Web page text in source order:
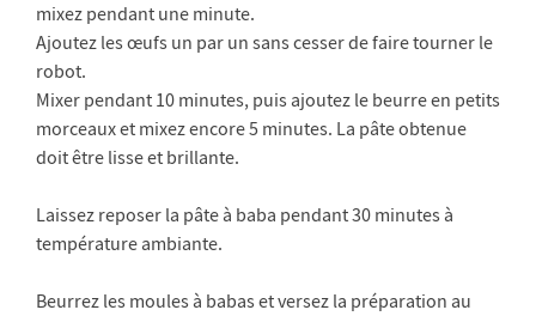
mixez pendant une minute.
Ajoutez les œufs un par un sans cesser de faire tourner le
robot.
Mixer pendant 10 minutes, puis ajoutez le beurre en petits
morceaux et mixez encore 5 minutes. La pâte obtenue
doit être lisse et brillante.
Laissez reposer la pâte à baba pendant 30 minutes à
température ambiante.
Beurrez les moules à babas et versez la préparation au